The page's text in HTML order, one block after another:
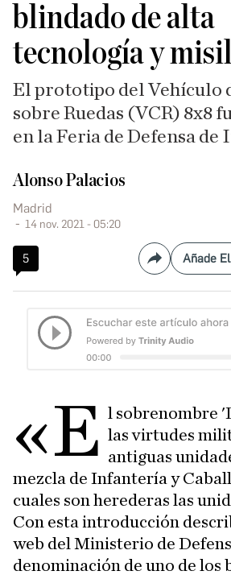
blindado de alta
tecnología y
El prototipo del Vehículo
sobre Ruedas (VCR) 8x8
en la Feria de Defensa de
Alonso Palacios
Madrid
14 nov. 2021 - 05:20
5 Compartir
Añade
«E l sobrenombre
las virtudes
antiguas
mezcla de Infantería y
cuales son herederas las
Con esta introducción
web del Ministerio de
denominación de uno de los